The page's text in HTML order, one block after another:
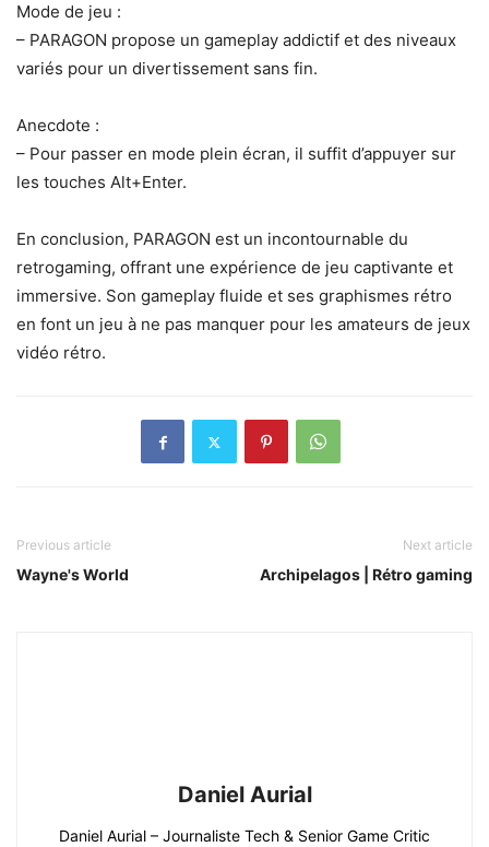
Mode de jeu :
– PARAGON propose un gameplay addictif et des niveaux
variés pour un divertissement sans fin.
Anecdote :
– Pour passer en mode plein écran, il suffit d’appuyer sur
les touches Alt+Enter.
En conclusion, PARAGON est un incontournable du
retrogaming, offrant une expérience de jeu captivante et
immersive. Son gameplay fluide et ses graphismes rétro
en font un jeu à ne pas manquer pour les amateurs de jeux
vidéo rétro.
Previous article
Wayne's World
Next article
Archipelagos | Rétro gaming
Daniel Aurial
Daniel Aurial – Journaliste Tech & Senior Game Critic